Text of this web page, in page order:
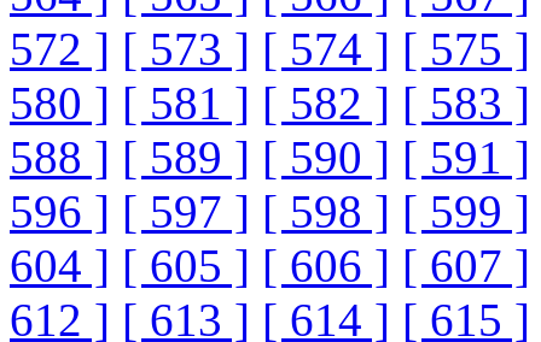
572 ] [ 573 ] [ 574 ] [ 575 ]
580 ] [ 581 ] [ 582 ] [ 583 ]
588 ] [ 589 ] [ 590 ] [ 591 ]
596 ] [ 597 ] [ 598 ] [ 599 ]
604 ] [ 605 ] [ 606 ] [ 607 ]
612 ] [ 613 ] [ 614 ] [ 615 ]